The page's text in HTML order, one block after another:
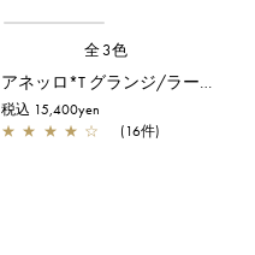
全3色
アネッロ*T グランジ/ラージ/シャンパンゴールド
税込 15,400yen
★ ★ ★ ★ ☆ (16件)